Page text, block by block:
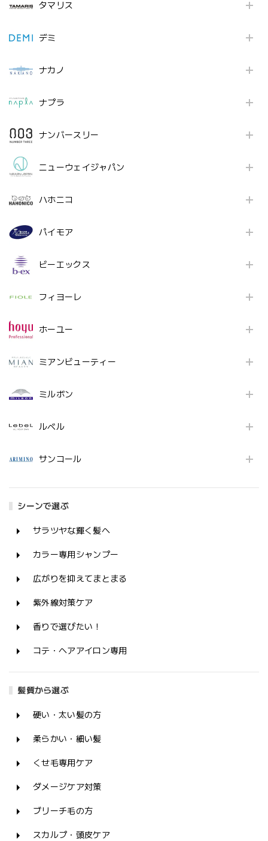
タマリス
デミ
ナカノ
ナプラ
ナンバースリー
ニューウェイジャパン
ハホニコ
パイモア
ビーエックス
フィヨーレ
ホーユー
ミアンビューティー
ミルボン
ルベル
サンコール
シーンで選ぶ
サラツヤな輝く髪へ
カラー専用シャンプー
広がりを抑えてまとまる
紫外線対策ケア
香りで選びたい！
コテ・ヘアアイロン専用
髪質から選ぶ
硬い・太い髪の方
柔らかい・細い髪
くせ毛専用ケア
ダメージケア対策
ブリーチ毛の方
スカルプ・頭皮ケア